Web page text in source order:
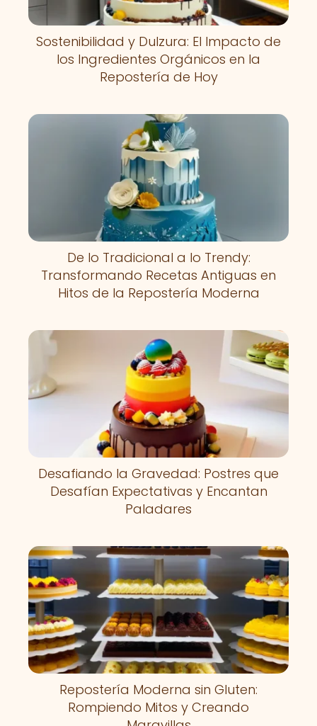
Sostenibilidad y Dulzura: El Impacto de
los Ingredientes Orgánicos en la
Repostería de Hoy
De lo Tradicional a lo Trendy:
Transformando Recetas Antiguas en
Hitos de la Repostería Moderna
Desafiando la Gravedad: Postres que
Desafían Expectativas y Encantan
Paladares
Repostería Moderna sin Gluten:
Rompiendo Mitos y Creando